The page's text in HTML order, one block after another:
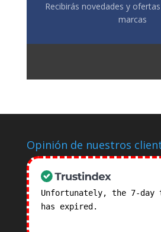
Recibirás novedades y
marcas
Opinión de nuestros
Unfortunately, the 7-
has expired.